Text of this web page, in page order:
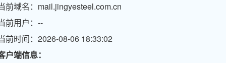
前域名：mail.jingyesteel.com.cn
前用户：--
前时间：2026-08-06 18:33:02
户端信息：